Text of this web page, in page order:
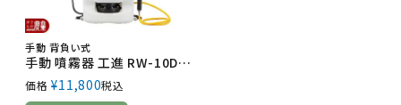
手動 背負い式
手動 噴霧器 工進 RW-10DX 背負い式 10Lタンク 噴霧 防除 除草
価格 ¥11,800税込